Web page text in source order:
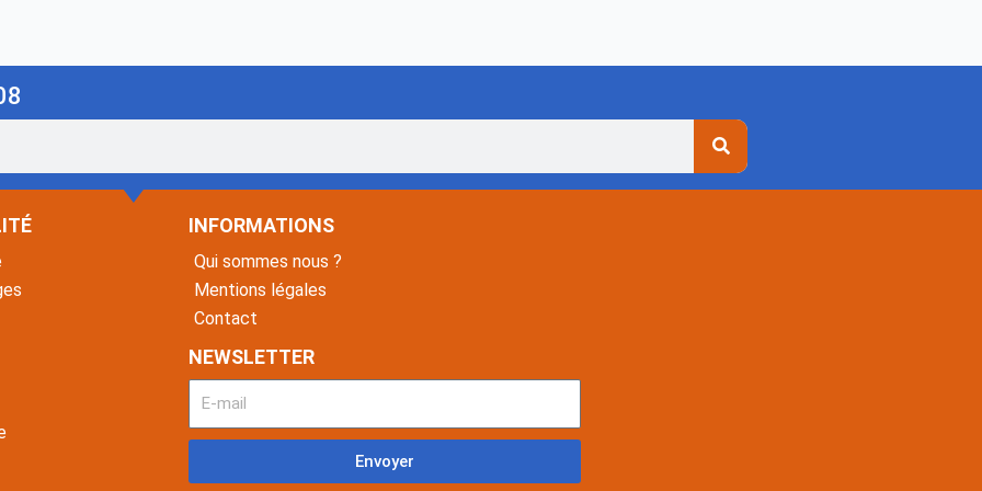
INFORMATIONS
Qui sommes nous ?
Mentions légales
Contact
NEWSLETTER
Envoyer